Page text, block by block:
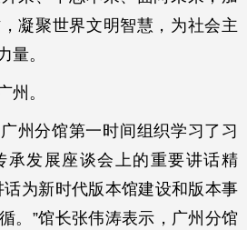
凝聚世界文明智慧，为社会主
量。
州。
州分馆第一时间组织学习了习
承发展座谈会上的重要讲话精
话为新时代版本馆建设和版本事
。”馆长张伟涛表示，广州分馆